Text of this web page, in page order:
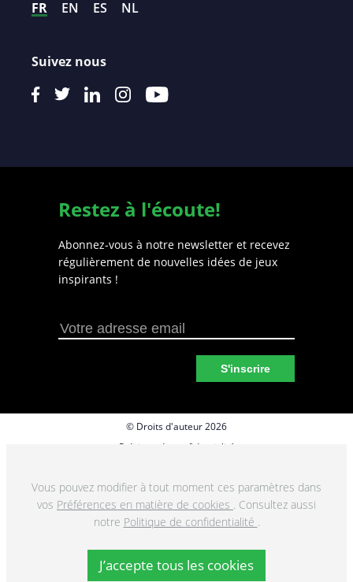
FR EN ES NL
Suivez nous
Restez à l'écoute!
Abonnez-vous à notre newsletter et recevez
régulièrement de nouvelles idées de jeux
inspirants !
S'inscrire
© Droits d'auteur 2026
Politique de confidentialité
Termes et conditions
Vous pouvez modifier à tout moment ces paramètres dans
vos Préférences en matière de cookies . Consultez aussi
notre Politique de confidentialité .
J’accepte tous les cookies